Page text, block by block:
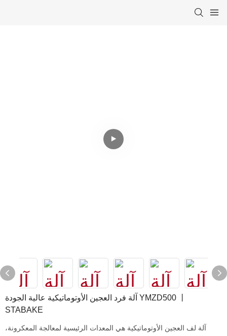
آلة فرد العجين الأوتوماتيكية عالية الجودة YMZD500 丨
STABAKE
آلة لف العجين الأوتوماتيكية هي المعدات الرئيسية لمعالجة المعكرونة،